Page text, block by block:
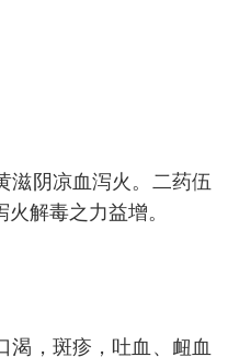
滋阴凉血泻火。二药伍
解毒之力益增。
，斑疹，吐血、衄血